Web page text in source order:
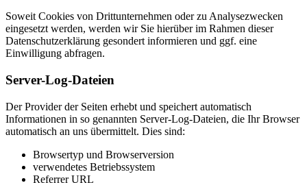
Soweit Cookies von Drittunternehmen oder zu Analysezwecken
eingesetzt werden, werden wir Sie hierüber im Rahmen dieser
Datenschutzerklärung gesondert informieren und ggf. eine
Einwilligung abfragen.
Server-Log-Dateien
Der Provider der Seiten erhebt und speichert automatisch
Informationen in so genannten Server-Log-Dateien, die Ihr Browser
automatisch an uns übermittelt. Dies sind:
Browsertyp und Browserversion
verwendetes Betriebssystem
Referrer URL